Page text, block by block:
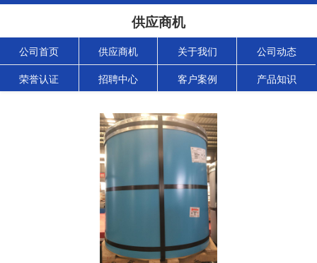
供应商机
公司首页 供应商机 关于我们 公司动态
荣誉认证 招聘中心 客户案例 产品知识